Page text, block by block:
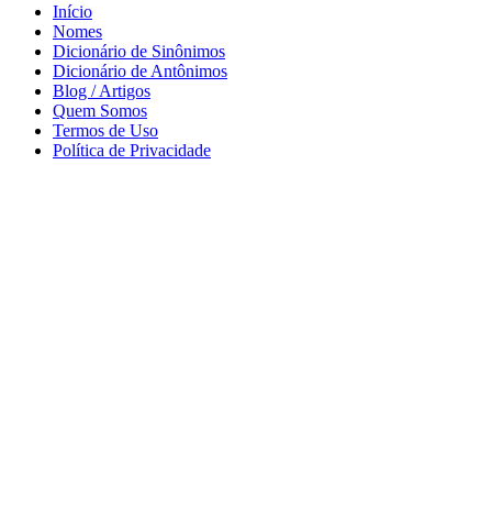
Início
Nomes
Dicionário de Sinônimos
Dicionário de Antônimos
Blog / Artigos
Quem Somos
Termos de Uso
Política de Privacidade